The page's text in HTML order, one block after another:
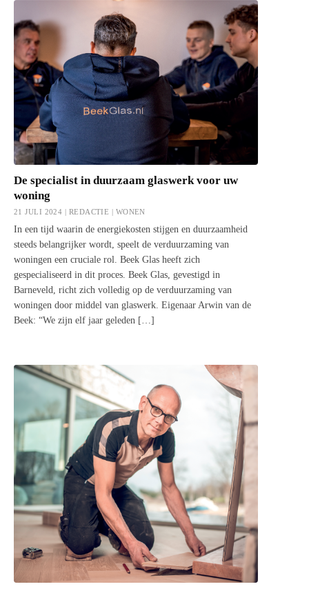
De specialist in duurzaam glaswerk voor uw
woning
21 JULI 2024 | REDACTIE | WONEN
In een tijd waarin de energiekosten stijgen en duurzaamheid
steeds belangrijker wordt, speelt de verduurzaming van
woningen een cruciale rol. Beek Glas heeft zich
gespecialiseerd in dit proces. Beek Glas, gevestigd in
Barneveld, richt zich volledig op de verduurzaming van
woningen door middel van glaswerk. Eigenaar Arwin van de
Beek: “We zijn elf jaar geleden […]